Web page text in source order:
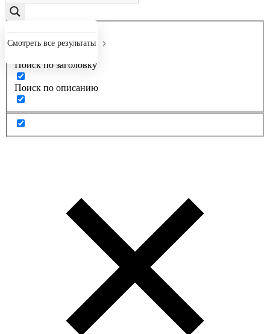
Смотреть все результаты
Точное совпадение
Поиск по заголовку
Поиск по описанию